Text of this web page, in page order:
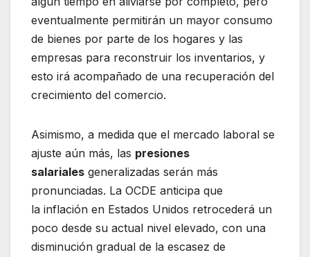
eventualmente permitirán un mayor consumo
de bienes por parte de los hogares y las
empresas para reconstruir los inventarios, y
esto irá acompañado de una recuperación del
crecimiento del comercio.
Asimismo, a medida que el mercado laboral se
ajuste aún más, las presiones
salariales generalizadas serán más
pronunciadas. La OCDE anticipa que
la inflación en Estados Unidos retrocederá un
poco desde su actual nivel elevado, con una
disminución gradual de la escasez de